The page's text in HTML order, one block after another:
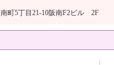
町5丁目21-10阪南F2ビル 2F